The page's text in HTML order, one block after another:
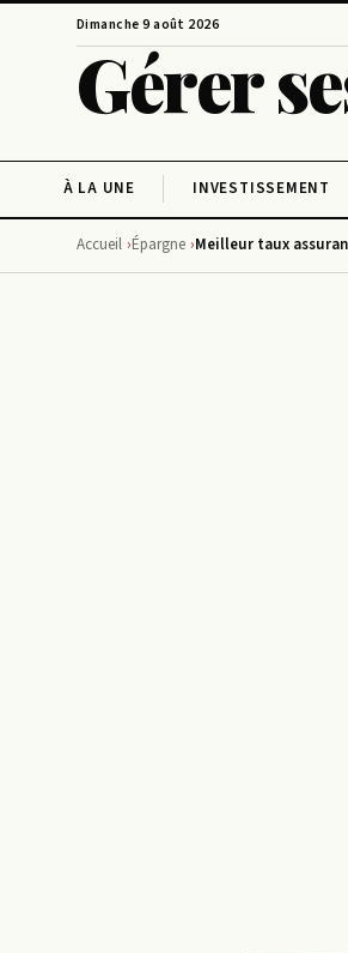
Dimanche 9 août 2026
Gérer
À LA UNE INVESTISSEMENT
Accueil Épargne Meilleur taux